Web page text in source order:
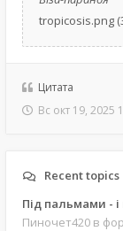
tropicosis.png
Цитата
Вс окт 19, 2025
Recent topics
Під пальмами - і
Пиночет420 в